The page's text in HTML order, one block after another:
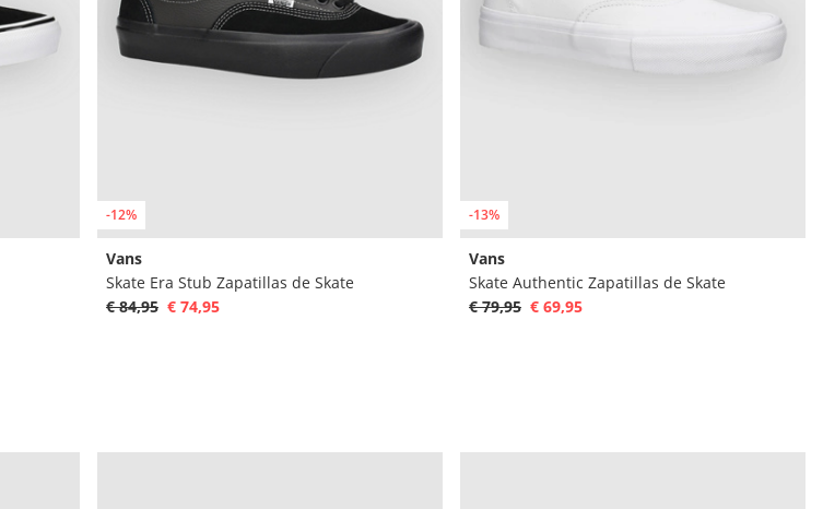
-12%
Vans
Skate Era Stub Zapatillas de Skate
€ 84,95 € 74,95
-13%
Vans
Skate Authentic Zapatillas de Skate
€ 79,95 € 69,95